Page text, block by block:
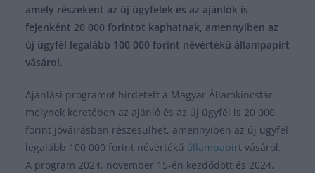
amely részeként az új ügyfelek és az ajánlók is
fejenként 20 000 forintot kaphatnak, amennyiben az
új ügyfél legalább 100 000 forint névértékű állampapírt
vásárol.
Ajánlási programot hirdetett a Magyar Államkincstár,
melynek keretében az ajánló és az új ügyfél is 20 000
forint jóváírásban részesülhet, amennyiben az új ügyfél
legalább 100 000 forint névértékű állampapírt vásárol.
A program 2024. november 15-én kezdődött és 2024.